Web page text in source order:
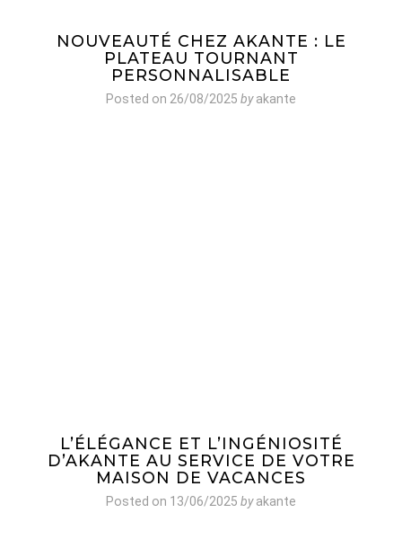
NOUVEAUTÉ CHEZ AKANTE : LE
PLATEAU TOURNANT
PERSONNALISABLE
Posted on 26/08/2025 byakante
L’ÉLÉGANCE ET L’INGÉNIOSITÉ
D’AKANTE AU SERVICE DE VOTRE
MAISON DE VACANCES
Posted on 13/06/2025 byakante